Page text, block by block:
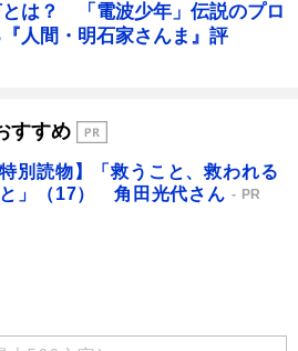
とは？ 「電波少年」伝説のプロ
人間・明石家さんま』評
すすめ
特別読物】「救うこと、救われる
」（17） 角田光代さん
PR